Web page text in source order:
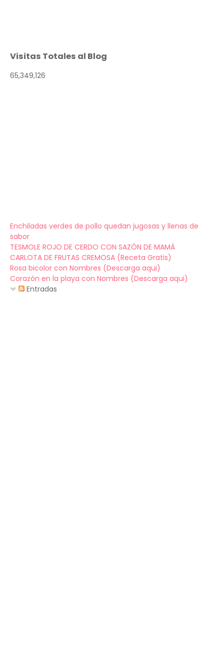
Visitas Totales al Blog
65,349,126
Enchiladas verdes de pollo quedan jugosas y llenas de
sabor
TESMOLE ROJO DE CERDO CON SAZÓN DE MAMÁ
CARLOTA DE FRUTAS CREMOSA (Receta Gratis)
Rosa bicolor con Nombres (Descarga aqui)
Corazón en la playa con Nombres (Descarga aqui)
Entradas